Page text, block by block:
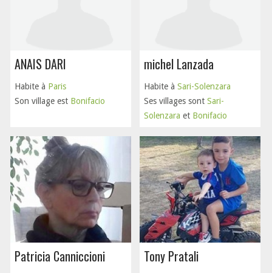
ANAIS DARI
Habite à Paris
Son village est Bonifacio
michel Lanzada
Habite à Sari-Solenzara
Ses villages sont Sari-
Solenzara et Bonifacio
Patricia Canniccioni Tony Pratali